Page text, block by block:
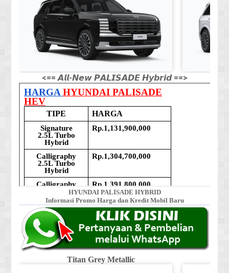
<== 𝘼𝙡𝙡-𝙉𝙚𝙬 𝙋𝘼𝙇𝙄𝙎𝘼𝘿𝙀 𝙃𝙮𝙗𝙧𝙞𝙙 ==>
HYUNDAI PALISADE HYBRID
Informasi Promo Harga dan Kredit Mobil Baru
Titan Grey Metallic